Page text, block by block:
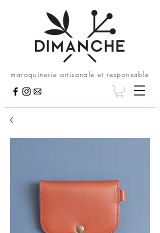
maroquinerie artisanale et responsable